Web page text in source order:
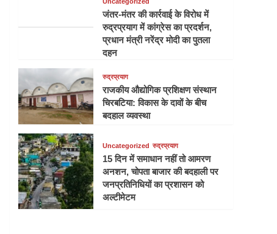
जंतर-मंतर की कार्रवाई के विरोध में
रुद्रप्रयाग में कांग्रेस का प्रदर्शन,
प्रधान मंत्री नरेंद्र मोदी का पुतला
दहन
रुद्रप्रयाग
राजकीय औद्योगिक प्रशिक्षण संस्थान
चिरबटिया: विकास के दावों के बीच
बदहाल व्यवस्था
Uncategorized रुद्रप्रयाग
15 दिन में समाधान नहीं तो आमरण
अनशन, चोपता बाजार की बदहाली पर
जनप्रतिनिधियों का प्रशासन को
अल्टीमेटम